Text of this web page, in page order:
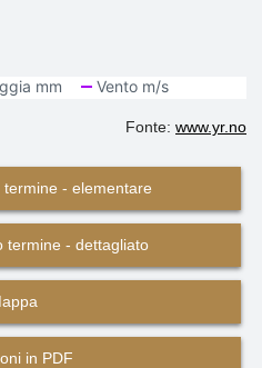
Fonte: www.yr.no
- elementare
termine - dettagliato
in PDF